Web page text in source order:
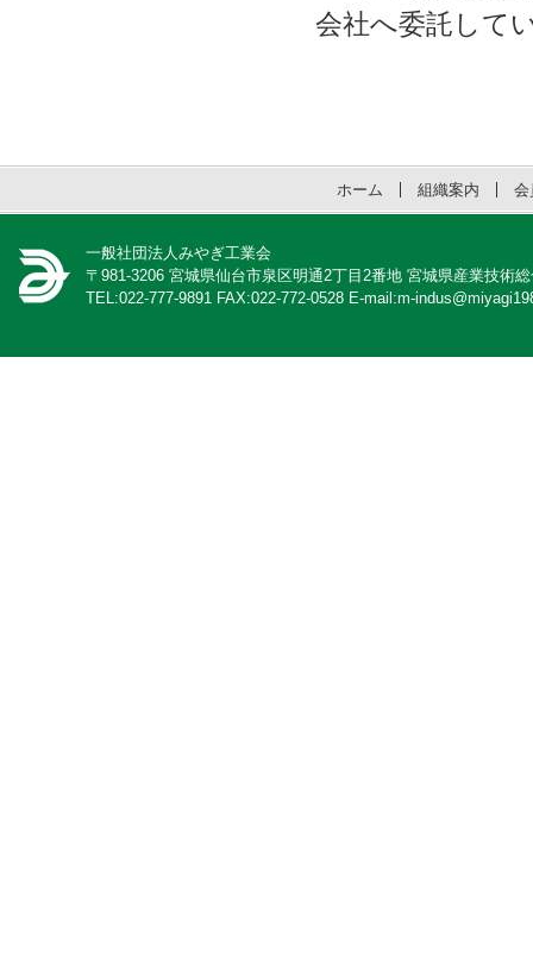
会社へ委託して
ホーム 組織案内 会
一般社団法人みやぎ工業会
〒981-3206 宮城県仙台市泉区明通2丁目2番地 宮城県産業技術
TEL:022-777-9891 FAX:022-772-0528 E-mail:m-